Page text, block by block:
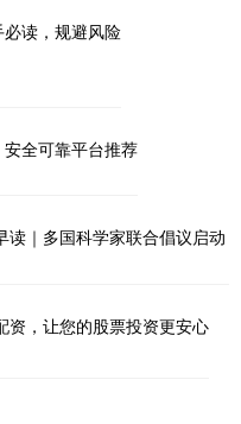
读，规避风险
全可靠平台推荐
读｜多国科学家联合倡议启动
资，让您的股票投资更安心